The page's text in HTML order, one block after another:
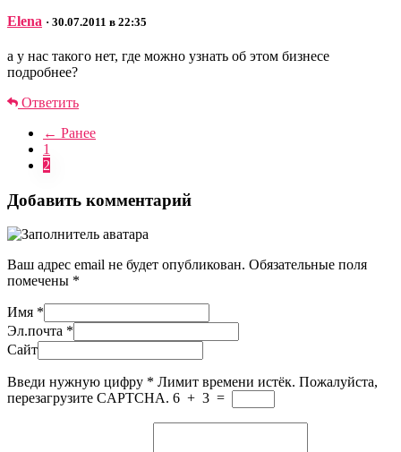
Elena · 30.07.2011 в 22:35
а у нас такого нет, где можно узнать об этом бизнесе
подробнее?
Ответить
← Ранее
1
2
Добавить комментарий
Ваш адрес email не будет опубликован. Обязательные поля
помечены *
Имя *
Эл.почта *
Сайт
Введи нужную цифру * Лимит времени истёк. Пожалуйста,
перезагрузите CAPTCHA. 6 + 3 =